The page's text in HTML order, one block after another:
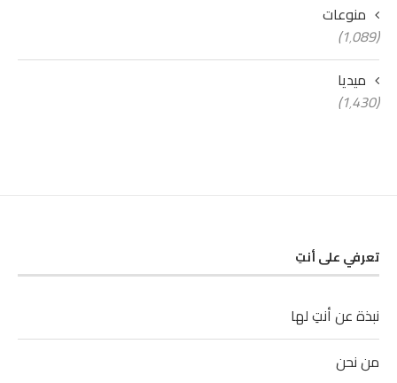
منوعات
(1٬089)
ميديا
(1٬430)
تعرفي على أنتِ
نبذة عن أنتِ لها
من نحن